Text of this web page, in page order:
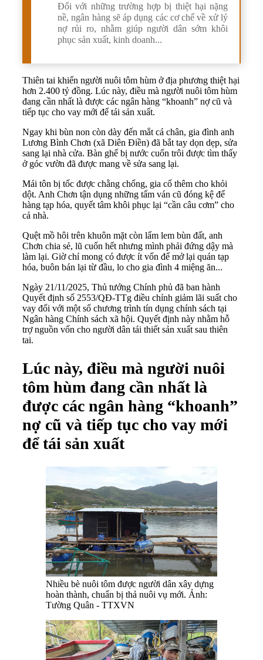
Đối với những trường hợp bị thiệt hại nặng
nề, ngân hàng sẽ áp dụng các cơ chế về xử lý
nợ rủi ro, nhằm giúp người dân sớm khôi
phục sản xuất, kinh doanh...
Thiên tai khiến người nuôi tôm hùm ở địa phương thiệt hại
hơn 2.400 tỷ đồng. Lúc này, điều mà người nuôi tôm hùm
đang cần nhất là được các ngân hàng “khoanh” nợ cũ và
tiếp tục cho vay mới để tái sản xuất.
Ngay khi bùn non còn dày đến mắt cá chân, gia đình anh
Lương Bình Chơn (xã Diên Điền) đã bắt tay dọn dẹp, sửa
sang lại nhà cửa. Bàn ghế bị nước cuốn trôi được tìm thấy
ở góc vườn đã được mang về sửa sang lại.
Mái tôn bị tốc được chằng chống, gia cố thêm cho khỏi
dột. Anh Chơn tận dụng những tấm ván cũ đóng kệ để
hàng tạp hóa, quyết tâm khôi phục lại “cần câu cơm” cho
cả nhà.
Quệt mồ hôi trên khuôn mặt còn lấm lem bùn đất, anh
Chơn chia sẻ, lũ cuốn hết nhưng mình phải đứng dậy mà
làm lại. Giờ chỉ mong có được ít vốn để mở lại quán tạp
hóa, buôn bán lại từ đầu, lo cho gia đình 4 miệng ăn...
Ngày 21/11/2025, Thủ tướng Chính phủ đã ban hành
Quyết định số 2553/QĐ-TTg điều chỉnh giảm lãi suất cho
vay đối với một số chương trình tín dụng chính sách tại
Ngân hàng Chính sách xã hội. Quyết định này nhằm hỗ
trợ nguồn vốn cho người dân tái thiết sản xuất sau thiên
tai.
Lúc này, điều mà người nuôi
tôm hùm đang cần nhất là
được các ngân hàng “khoanh”
nợ cũ và tiếp tục cho vay mới
để tái sản xuất
Nhiều bè nuôi tôm được người dân xây dựng
hoàn thành, chuẩn bị thả nuôi vụ mới. Ảnh:
Tường Quân - TTXVN